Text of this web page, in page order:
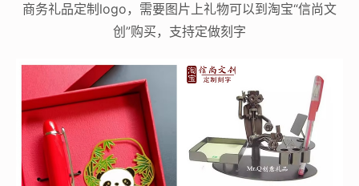
商务礼品定制logo，需要图片上礼物可以到淘宝“信尚文
创”购买，支持定做刻字